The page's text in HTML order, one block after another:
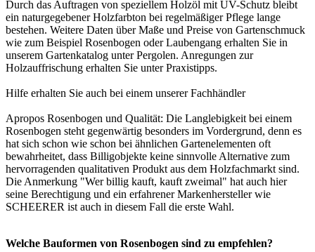
Durch das Auftragen von speziellem Holzöl mit UV-Schutz bleibt
ein naturgegebener Holzfarbton bei regelmäßiger Pflege lange
bestehen. Weitere Daten über Maße und Preise von Gartenschmuck
wie zum Beispiel Rosenbogen oder Laubengang erhalten Sie in
unserem Gartenkatalog unter Pergolen. Anregungen zur
Holzauffrischung erhalten Sie unterPraxistipps.
Hilfe erhalten Sie auch bei einem unsererFachhändler
Apropos Rosenbogen und Qualität: Die Langlebigkeit bei einem
Rosenbogen steht gegenwärtig besonders im Vordergrund, denn es
hat sich schon wie schon bei ähnlichen Gartenelementen oft
bewahrheitet, dass Billigobjekte keine sinnvolle Alternative zum
hervorragenden qualitativen Produkt aus dem Holzfachmarkt sind.
Die Anmerkung "Wer billig kauft, kauft zweimal" hat auch hier
seine Berechtigung und ein erfahrener Markenhersteller wie
SCHEERER ist auch in diesem Fall die erste Wahl.
Welche Bauformen von Rosenbogen sind zu empfehlen?